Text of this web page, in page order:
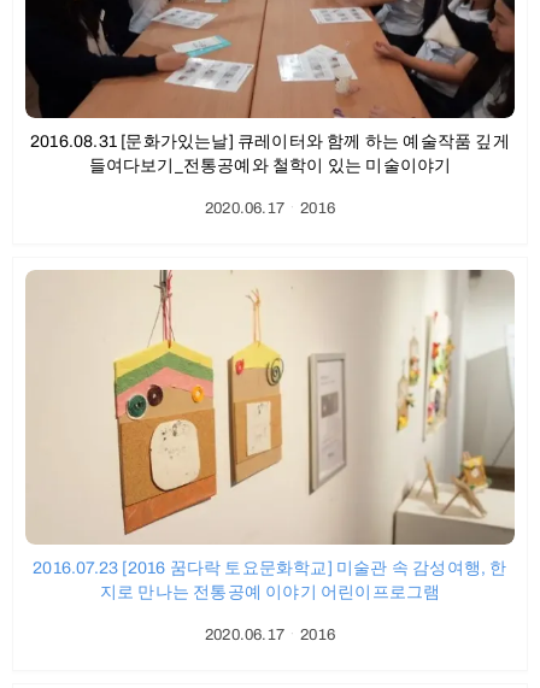
2016.08.31 [문화가있는날] 큐레이터와 함께 하는 예술작품 깊게
들여다보기_전통공예와 철학이 있는 미술이야기
2020.06.17ㆍ2016
2016.07.23 [2016 꿈다락 토요문화학교] 미술관 속 감성여행, 한
지로 만나는 전통공예 이야기 어린이프로그램
2020.06.17ㆍ2016